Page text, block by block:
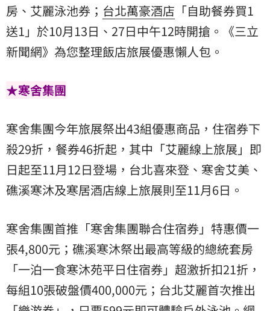
房、艾麗泳池券； 台北萬豪酒店 「自助餐券買1
送1」於10月13日、27日中午12時開搶。《三立
新聞網》為您整理飯店旅展優惠懶人包。
★寒舍集團
寒舍集團今年旅展祭出43組優惠商品，住宿券下
殺29折，餐券46折起，其中「艾麗線上旅展」即
日起至11月12日登場，台北喜來登、寒舍艾美、
礁溪寒沐及寒居酒店線上旅展則至11月6日。
寒舍集團首推「寒舍集團聯合住宿券」特惠價一
張4,800元；礁溪寒沐祭出最高等級的總統套房
「一泊一食寒沐苑平日住宿券」超激折扣21折，
每組10張破盤價400,000元；台北艾麗首次推出